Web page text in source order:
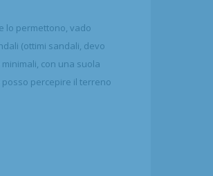
lo permettono, vado
(ottimi sandali, devo
con una suola
percepire il terreno